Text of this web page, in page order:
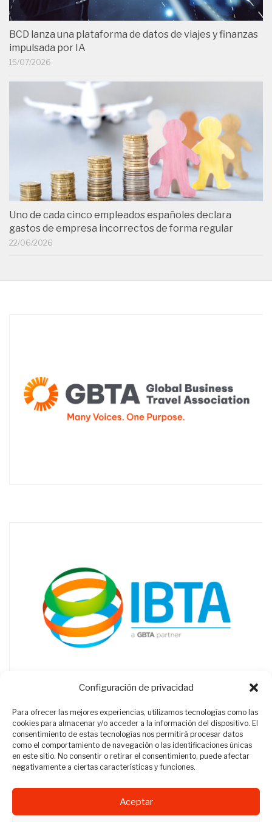
Configuración de privacidad
Para ofrecer las mejores experiencias, utilizamos tecnologías como las
cookies para almacenar y/o acceder a la información del dispositivo. El
consentimiento de estas tecnologías nos permitirá procesar datos
como el comportamiento de navegación o las identificaciones únicas
en este sitio. No consentir o retirar el consentimiento, puede afectar
negativamente a ciertas características y funciones.
Aceptar
BCD lanza una plataforma de datos de viajes y finanzas
impulsada por IA
15/07/2026
Uno de cada cinco empleados españoles declara
gastos de empresa incorrectos de forma regular
22/06/2026